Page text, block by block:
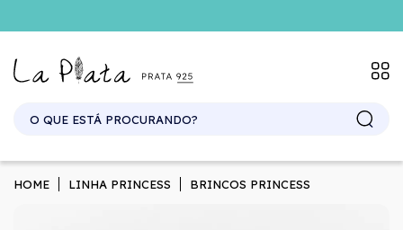
HOME LINHA PRINCESS BRINCOS PRINCESS